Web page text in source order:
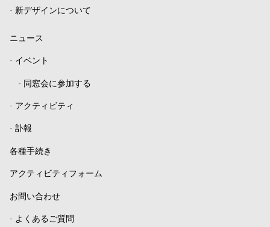
- 新デザインについて
ニュース
- イベント
- 同窓会に参加する
- アクティビティ
- 訃報
各種手続き
アクティビティフォーム
お問い合わせ
- よくあるご質問